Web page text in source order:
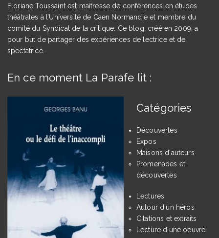
Floriane Toussaint est maîtresse de conférences en études
théâtrales à l’Université de Caen Normandie et membre du
comité du Syndicat de la critique. Ce blog, créé en 2009, a
pour but de partager des expériences de lectrice et de
spectatrice.
En ce moment La Parafe lit :
Catégories
Découvertes
Expos
Maisons d'auteurs
Promenades et
découvertes
Lectures
Autour d'un héros
Citations et extraits
Lecture d'une oeuvre